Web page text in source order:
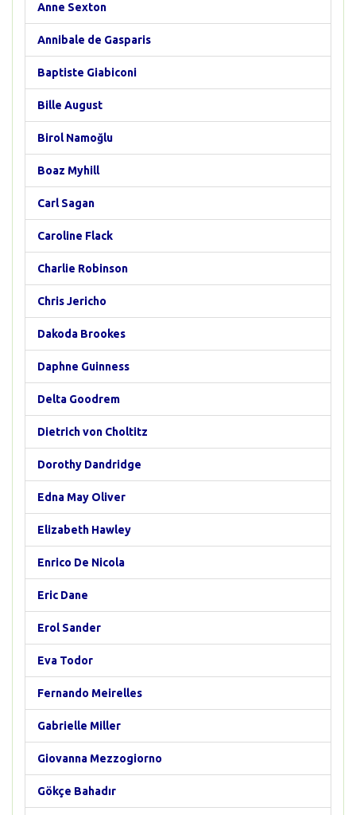
Anne Sexton
Annibale de Gasparis
Baptiste Giabiconi
Bille August
Birol Namoğlu
Boaz Myhill
Carl Sagan
Caroline Flack
Charlie Robinson
Chris Jericho
Dakoda Brookes
Daphne Guinness
Delta Goodrem
Dietrich von Choltitz
Dorothy Dandridge
Edna May Oliver
Elizabeth Hawley
Enrico De Nicola
Eric Dane
Erol Sander
Eva Todor
Fernando Meirelles
Gabrielle Miller
Giovanna Mezzogiorno
Gökçe Bahadır